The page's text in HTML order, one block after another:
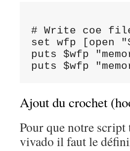
# Write coe
set wfp [open
puts $wfp
Ajout du crochet
Pour que notre
vivado il faut le